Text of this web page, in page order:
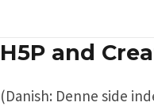
H5P and
(Danish: Denne side